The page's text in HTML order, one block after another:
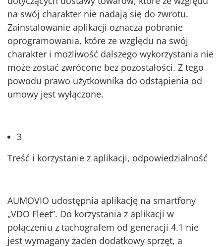
na swój charakter nie nadają się do zwrotu.
Zainstalowanie aplikacji oznacza pobranie
oprogramowania, które ze względu na swój
charakter i możliwość dalszego wykorzystania nie
może zostać zwrócone bez pozostałości. Z tego
powodu prawo użytkownika do odstąpienia od
umowy jest wyłączone.
3
Treść i korzystanie z aplikacji, odpowiedzialność
AUMOVIO udostępnia aplikację na smartfony
„VDO Fleet”. Do korzystania z aplikacji w
połączeniu z tachografem od generacji 4.1 nie
jest wymagany żaden dodatkowy sprzęt, a